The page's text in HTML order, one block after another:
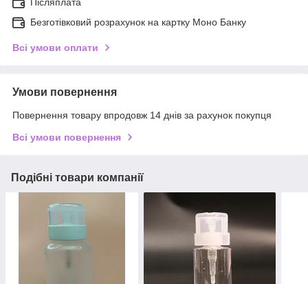
Післяплата
Безготівковий розрахунок на картку Моно Банку
Всі умови оплати
Умови повернення
Повернення товару впродовж 14 днів за рахунок покупця
Всі умови повернення
Подібні товари компанії